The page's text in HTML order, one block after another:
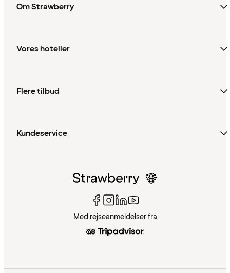
Om Strawberry
Vores hoteller
Flere tilbud
Kundeservice
Med rejseanmeldelser fra